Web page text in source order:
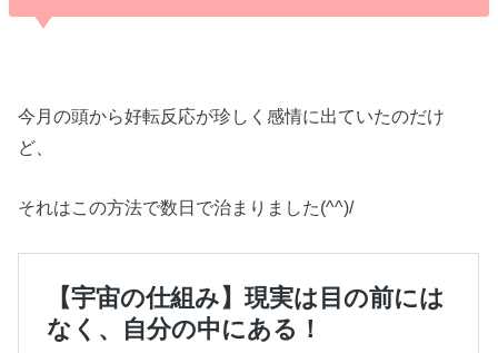
今月の頭から好転反応が珍しく感情に出ていたのだけ
ど、
それはこの方法で数日で治まりました(^^)/